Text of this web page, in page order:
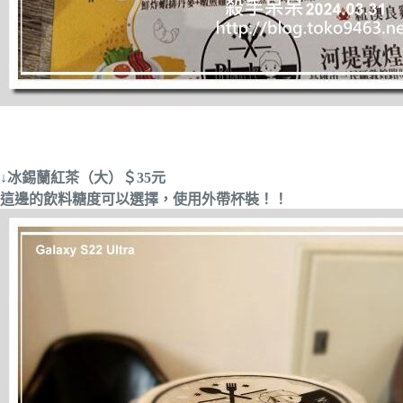
↓冰錫蘭紅茶（大）＄35元
這邊的飲料糖度可以選擇，使用外帶杯裝！！